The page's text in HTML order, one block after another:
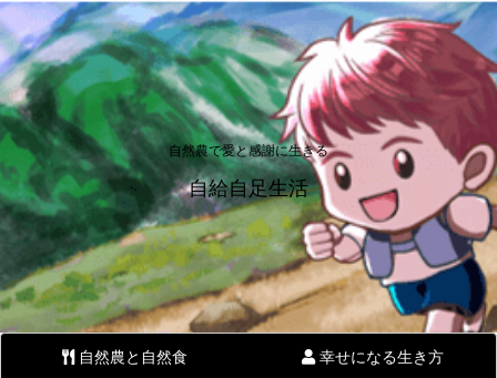
自然農で愛と感謝に生きる
自給自足生活
自然農と自然食
幸せになる生き方